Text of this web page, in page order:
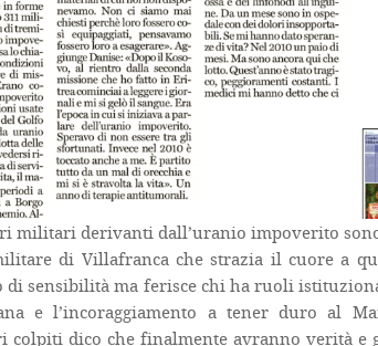
militari derivanti dall’uranio impoverito
di Villafranca che strazia il cuore a
di sensibilità ma ferisce chi ha ruoli
e l’incoraggiamento a tener duro al
colpiti dico che finalmente avranno verità e